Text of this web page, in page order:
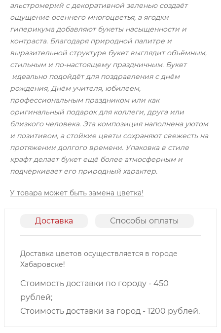
альстромерий с декоративной зеленью создаёт
ощущение осеннего многоцветья, а ягодки
гиперикума добавляют букеты насыщенности и
контраста. Благодаря природной палитре и
выразительной структуре букет выглядит объёмным,
стильным и по-настоящему праздничным. Букет
идеально подойдёт для поздравления с днём
рождения, Днём учителя, юбилеем,
профессиональным праздником или как
оригинальный подарок для коллеги, друга или
близкого человека. Эта композиция наполнена уютом
и позитивом, а стойкие цветы сохраняют свежесть на
протяжении долгого времени. Упаковка в стиле
крафт делает букет ещё более атмосферным и
подчёркивает его природный характер.
У товара может быть замена цветка!
Доставка Способы оплаты
Доставка цветов осуществляется в городе
Хабаровске!
Стоимость доставки по городу - 450
рублей;
Стоимость доставки за город - 1200 рублей.